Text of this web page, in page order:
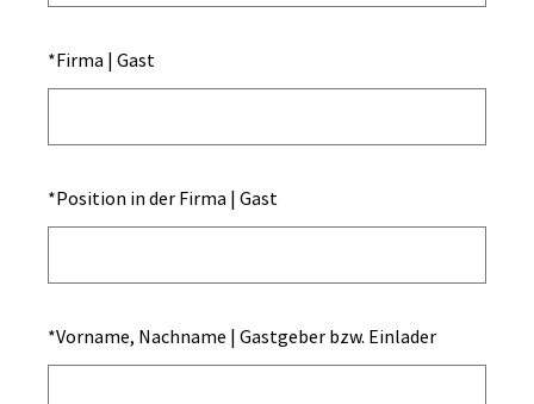
*Firma | Gast
*Position in der Firma | Gast
*Vorname, Nachname | Gastgeber bzw. Einlader